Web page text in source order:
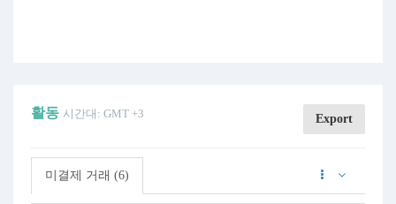
활동 시간대: GMT +3 Export
미결제 거래 (6)